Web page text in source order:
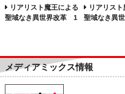
リアリスト魔王による
聖域なき異世界改革 1
リアリス
聖域なき異
メディアミックス情報